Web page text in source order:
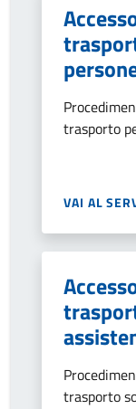
trasporto
VAI AL
trasporto